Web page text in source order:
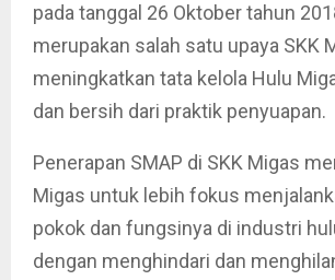
pada tanggal 26 Oktober tahun
merupakan salah satu upaya SKK
meningkatkan tata kelola Hulu
dan bersih dari praktik penyuapan.
Penerapan SMAP di SKK Migas
Migas untuk lebih fokus
pokok dan fungsinya di industri
dengan menghindari dan